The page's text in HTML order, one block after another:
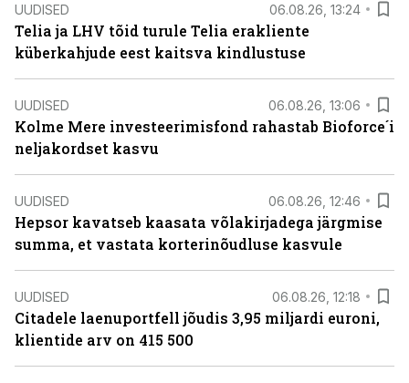
UUDISED 06.08.26, 13:24
Telia ja LHV tõid turule Telia erakliente
küberkahjude eest kaitsva kindlustuse
UUDISED 06.08.26, 13:06
Kolme Mere investeerimisfond rahastab Bioforce´i
neljakordset kasvu
UUDISED 06.08.26, 12:46
Hepsor kavatseb kaasata võlakirjadega järgmise
summa, et vastata korterinõudluse kasvule
UUDISED 06.08.26, 12:18
Citadele laenuportfell jõudis 3,95 miljardi euroni,
klientide arv on 415 500